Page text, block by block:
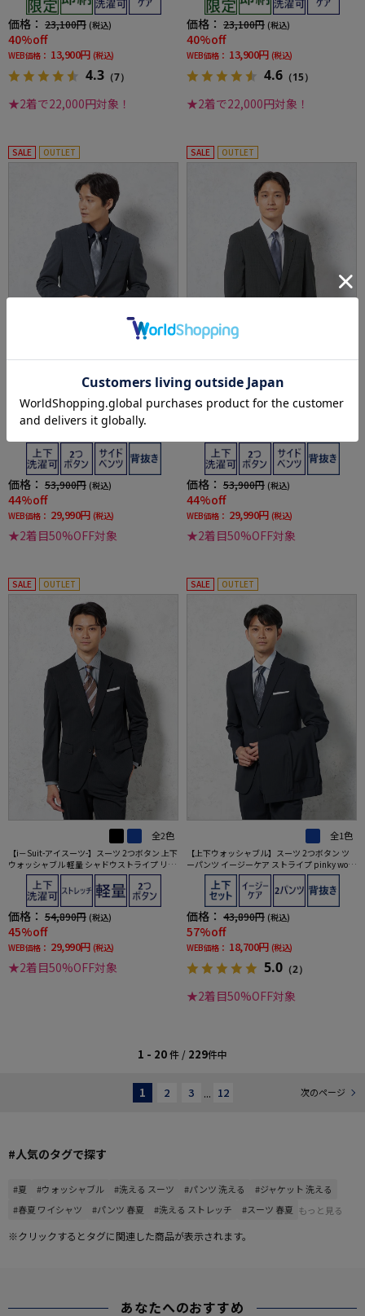
価格： 23,100円 (税込)
40%off
WEB価格： 13,900円 (税込)
4.3 （7）
★2着で22,000円対象！
価格： 23,100円 (税込)
40%off
WEB価格： 13,900円 (税込)
4.6 （15）
★2着で22,000円対象！
SALE OUTLET
全1色
【KATHARINE E HAMNETT-キャサリン・イ
上下ウォッシャブル ネイビー チェック 春夏
価格： 53,900円 (税込)
44%off
WEB価格： 29,990円 (税込)
★2着目50%OFF対象
SALE OUTLET
全1色
上下ウォッシャブル グレー チェック 春夏
価格： 53,900円 (税込)
44%off
WEB価格： 29,990円 (税込)
★2着目50%OFF対象
SALE OUTLET
全2色
【i－Suit-アイスーツ-】スーツ 2つボタン 上下
ウォッシャブル 軽量 シャドウストライプ リッ
ケンバッカー 春夏
価格： 54,890円 (税込)
45%off
WEB価格： 29,990円 (税込)
★2着目50%OFF対象
SALE OUTLET
全1色
【上下ウォッシャブル】スーツ 2つボタン ツ
ーパンツ イージーケア ストライプ pinky wol
価格： 43,890円 (税込)
57%off
WEB価格： 18,700円 (税込)
5.0 （2）
★2着目50%OFF対象
1 - 20件 / 229件中
1 2 3 ... 12 次のページ
#人気のタグで探す
#夏 #ウォッシャブル #洗える スーツ #パンツ 洗える
#ジャケット 洗える
#春夏 ワイシャツ
#パンツ 春夏 #洗える ストレッチ #スーツ 春夏 もっと見る
※クリックするとタグに関連した商品が表示されます。
あなたへのおすすめ